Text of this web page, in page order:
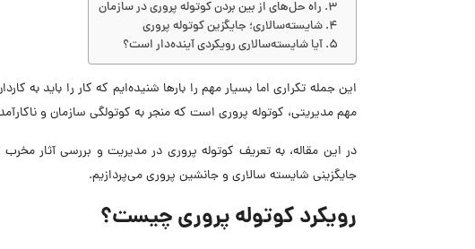
راه حل‌های از بین بردن کوتوله پروری در سازمان
شایسته‌سالاری؛ جایگزین کوتوله پروری
آیا شایسته‌سالاری رویکردی آینده‌دار است؟
این جمله تکراری اما بسیار مهم را بار‌ها شنیده‌ایم که کار را باید به
مهم مدیریتی، کوتوله پروری است که منجر به کوتولگی سازمان و
در این مقاله، به تعریف کوتوله پروری در مدیریت و بررسی آثار
جایگزینی شایسته‌ سالاری و جانشین پروری می‌پردازیم.
رویکرد کوتوله پروری چیست؟